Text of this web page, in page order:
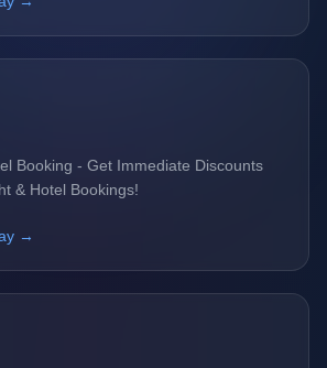
Booking - Get Immediate Discounts
& Hotel Bookings!
→